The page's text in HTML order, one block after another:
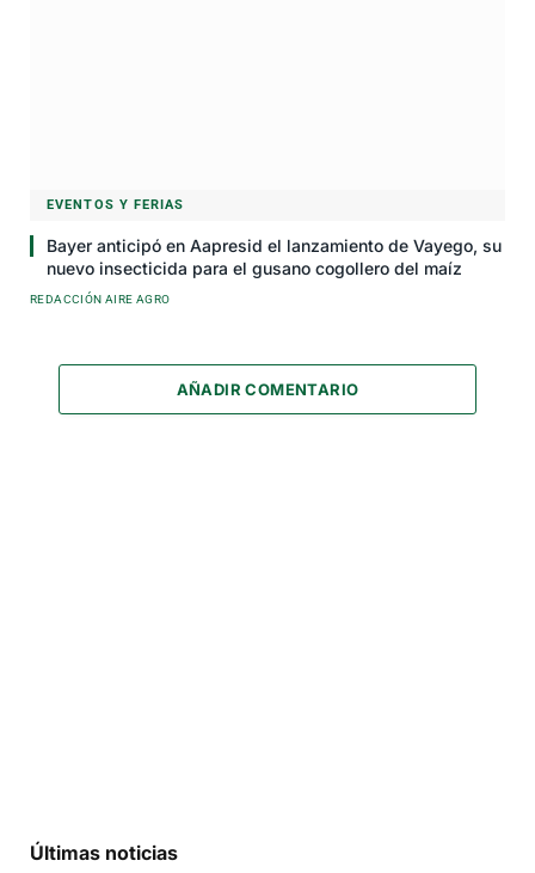
EVENTOS Y FERIAS
Bayer anticipó en Aapresid el lanzamiento de Vayego, su
nuevo insecticida para el gusano cogollero del maíz
REDACCIÓN AIRE AGRO
AÑADIR COMENTARIO
Últimas noticias